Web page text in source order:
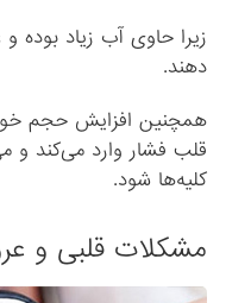
زیرا حاوی آب زیاد
دهند.
همچنین افزایش حجم
قلب فشار وارد می‌کند و
کلیه‌ها شود.
مشکلات قلبی و